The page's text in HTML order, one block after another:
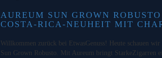
AUREUM SUN GROWN
COSTA-RICA-NEUHEIT MIT
Willkommen zurück bei EtwasGenuss! Heute schauen
Sun Grown Robusto. Mit Aureum bringt StarkeZigarren